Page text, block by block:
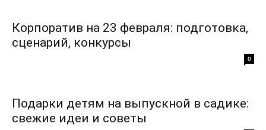
Корпоратив на 23 февраля: подготовка,
сценарий, конкурсы
0
Подарки детям на выпускной в садике:
свежие идеи и советы